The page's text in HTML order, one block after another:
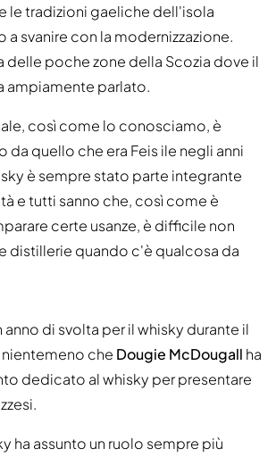
le tradizioni gaeliche dell'isola
a svanire con la modernizzazione.
delle poche zone della Scozia dove il
ampiamente parlato.
così come lo conosciamo, è
da quello che era Feis ile negli anni
è sempre stato parte integrante
e tutti sanno che, così come è
certe usanze, è difficile non
distillerie quando c'è qualcosa da
anno di svolta per il whisky durante il
che Dougie McDougall ha
dedicato al whisky per presentare
ha assunto un ruolo sempre più